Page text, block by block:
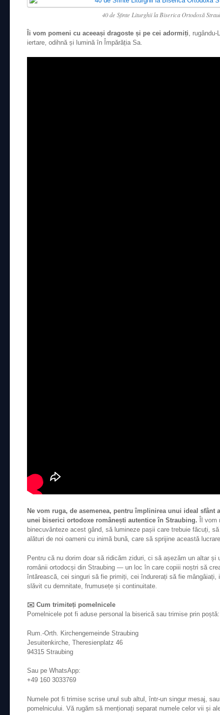
40 de Sfinte Liturghii la Biserica Ortodoxă
Îi vom pomeni cu aceeași dragoste și pe cei adormiți, rugându-
iertare, odihnă și lumină în Împărăția Sa.
Ne vom ruga, de asemenea, pentru împlinirea unui ideal sfânt
unei biserici ortodoxe românești autentice în Straubing. Îl vom
binecuvânteze acest gând, să lumineze pașii care trebuie făcuți,
alături de noi oameni cu inimă bună, care să sprijine această
Pentru că nu dorim doar să ridicăm ziduri, ci să așezăm un altar și
românii ortodocși din Straubing — un loc în care copiii noștri să
întărească, cei singuri să fie primiți, cei îndurerați să fie mângâiați,
slăvit cu demnitate, frumusețe și continuitate.
✉️ Cum trimiteți pomelnicele
Pomelnicele pot fi aduse personal la biserică sau trimise prin poștă:
Rum.-Orth. Kirchengemeinde Straubing
Jesuitenkirche, Theresienplatz 46
94315 Straubing
Sau pe WhatsApp:
+49 160 3033769
Numele pot fi trimise scrise unul sub altul, într-un singur mesaj,
pomelnicului. Vă rugăm să menționați separat numele celor vii și